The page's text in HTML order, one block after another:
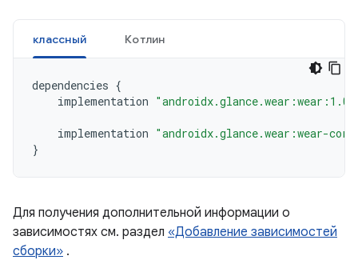
классный Котлин
dependencies {
implementation
implementation "androidx.glance.wear:wear-
}
Для получения дополнительной информации о
зависимостях см. раздел «Добавление зависимостей
сборки» .